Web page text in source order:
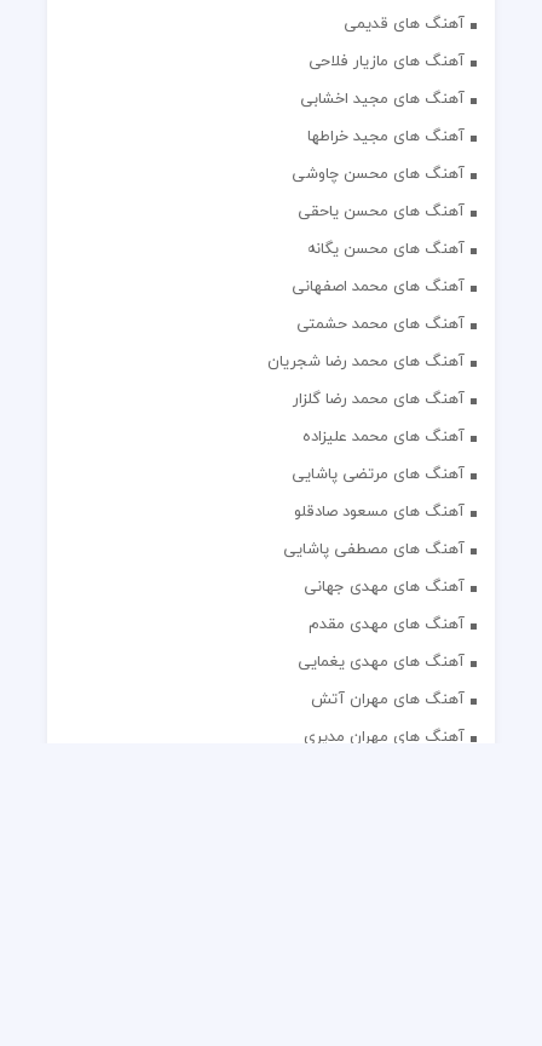
آهنگ های قدیمی
آهنگ های مازیار فلاحی
آهنگ های مجید اخشابی
آهنگ های مجید خراطها
آهنگ های محسن چاوشی
آهنگ های محسن یاحقی
آهنگ های محسن یگانه
آهنگ های محمد اصفهانی
آهنگ های محمد حشمتی
آهنگ های محمد رضا شجریان
آهنگ های محمد رضا گلزار
آهنگ های محمد علیزاده
آهنگ های مرتضی پاشایی
آهنگ های مسعود صادقلو
آهنگ های مصطفی پاشایی
آهنگ های مهدی جهانی
آهنگ های مهدی مقدم
آهنگ های مهدی یغمایی
آهنگ های مهران آتش
آهنگ های مهران مدیری